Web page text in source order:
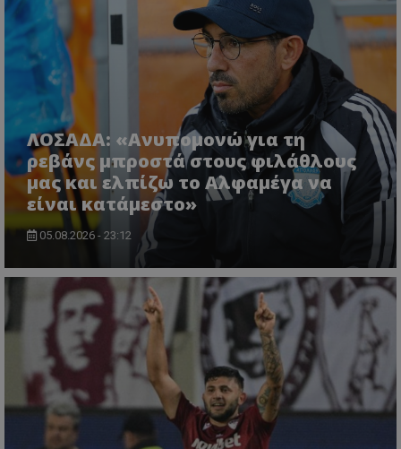
ΛΟΣΑΔΑ: «Ανυπομονώ για τη
ρεβάνς μπροστά στους φιλάθλους
μας και ελπίζω το Αλφαμέγα να
είναι κατάμεστο»
05.08.2026 - 23:12